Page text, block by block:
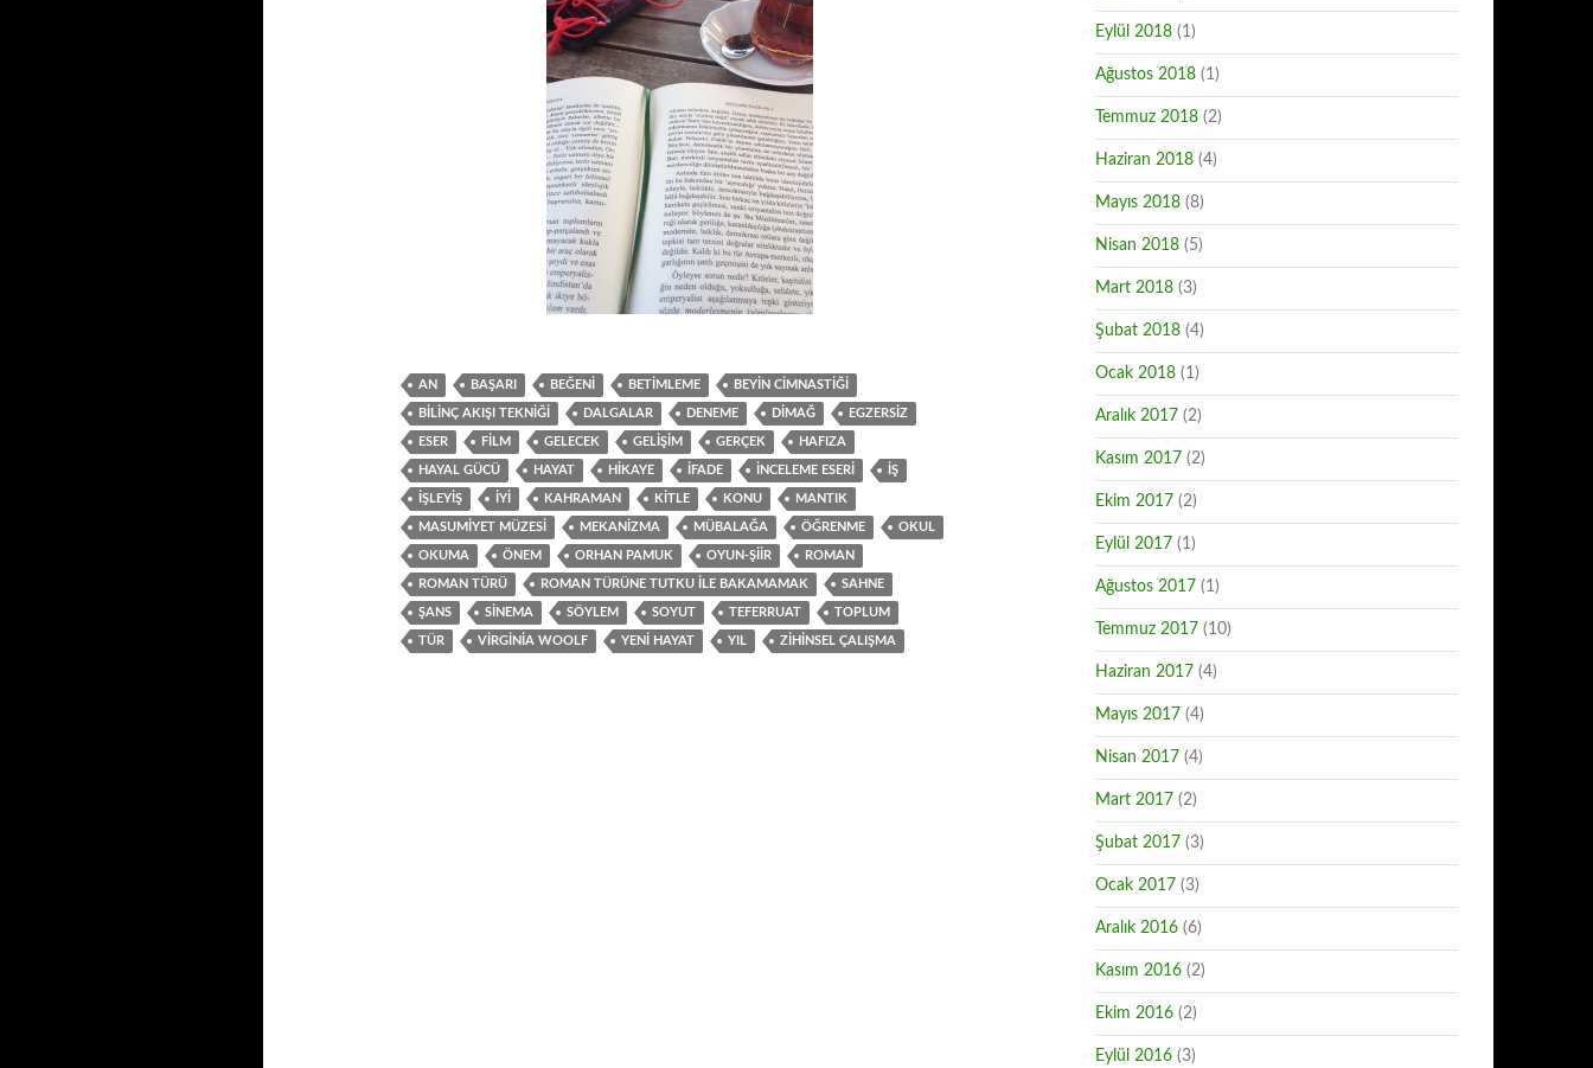
AN BAŞARI BEĞENI BETIMLEME BEYIN CIMNASTIĞI
BILINÇ AKIŞI TEKNIĞI DALGALAR DENEME DIMAĞ EGZERSIZ
ESER FILM GELECEK GELIŞIM GERÇEK HAFIZA
HAYAL GÜCÜ HAYAT HIKAYE IFADE INCELEME ESERI IŞ
IŞLEYIŞ IYI KAHRAMAN KITLE KONU MANTIK
MASUMIYET MÜZESI MEKANIZMA MÜBALAĞA ÖĞRENME OKUL
OKUMA ÖNEM ORHAN PAMUK OYUN-ŞIIR ROMAN
ROMAN TÜRÜ ROMAN TÜRÜNE TUTKU ILE BAKAMAMAK SAHNE
ŞANS SINEMA SÖYLEM SOYUT TEFERRUAT TOPLUM
TÜR VIRGINIA WOOLF YENI HAYAT YIL ZIHINSEL ÇALIŞMA
Eylül 2018 (1)
Ağustos 2018 (1)
Temmuz 2018 (2)
Haziran 2018 (4)
Mayıs 2018 (8)
Nisan 2018 (5)
Mart 2018 (3)
Şubat 2018 (4)
Ocak 2018 (1)
Aralık 2017 (2)
Kasım 2017 (2)
Ekim 2017 (2)
Eylül 2017 (1)
Ağustos 2017 (1)
Temmuz 2017 (10)
Haziran 2017 (4)
Mayıs 2017 (4)
Nisan 2017 (4)
Mart 2017 (2)
Şubat 2017 (3)
Ocak 2017 (3)
Aralık 2016 (6)
Kasım 2016 (2)
Ekim 2016 (2)
Eylül 2016 (3)